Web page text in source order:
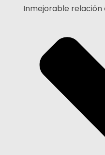
Inmejorable relación